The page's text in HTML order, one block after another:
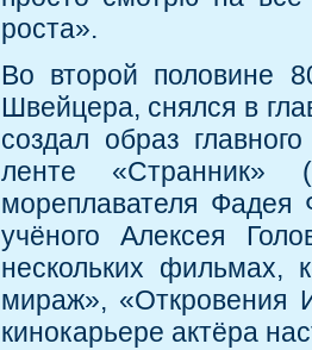
роста».
Во второй половине
Швейцера, снялся в
создал образ
ленте «Странник»
мореплавателя Фадея
учёного Алексея
нескольких фильмах,
мираж», «Откровения
кинокарьере актёра